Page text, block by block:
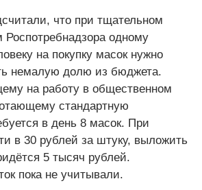
что при тщательном
одному
на покупку масок нужно
немалую долю из бюджета.
на работу в общественном
стандартную
в день 8 масок. При
в 30 рублей за штуку, выложить
5 тысяч рублей.
пока не учитывали.